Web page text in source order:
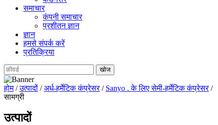
समाचार
कंपनी समाचार
प्रशीतन ज्ञान
ज्ञान
हमसे संपर्क करें
प्रतिक्रिया
होम/उत्पादों /अर्ध-हर्मेटिक कंप्रेसर/ Sanyo . के लिए सेमी-हर्मेटिक कंप्रेसर/
सामग्री
उत्पादों